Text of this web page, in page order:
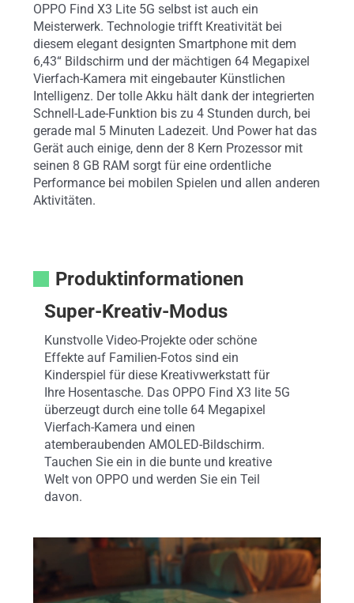
OPPO Find X3 Lite 5G selbst ist auch ein
Meisterwerk. Technologie trifft Kreativität bei
diesem elegant designten Smartphone mit dem
6,43“ Bildschirm und der mächtigen 64 Megapixel
Vierfach-Kamera mit eingebauter Künstlichen
Intelligenz. Der tolle Akku hält dank der integrierten
Schnell-Lade-Funktion bis zu 4 Stunden durch, bei
gerade mal 5 Minuten Ladezeit. Und Power hat das
Gerät auch einige, denn der 8 Kern Prozessor mit
seinen 8 GB RAM sorgt für eine ordentliche
Performance bei mobilen Spielen und allen anderen
Aktivitäten.
Produktinformationen
Super-Kreativ-Modus
Kunstvolle Video-Projekte oder schöne
Effekte auf Familien-Fotos sind ein
Kinderspiel für diese Kreativwerkstatt für
Ihre Hosentasche. Das OPPO Find X3 lite 5G
überzeugt durch eine tolle 64 Megapixel
Vierfach-Kamera und einen
atemberaubenden AMOLED-Bildschirm.
Tauchen Sie ein in die bunte und kreative
Welt von OPPO und werden Sie ein Teil
davon.